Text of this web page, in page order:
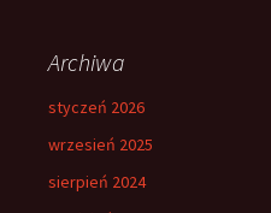
Archiwa
styczeń 2026
wrzesień 2025
sierpień 2024